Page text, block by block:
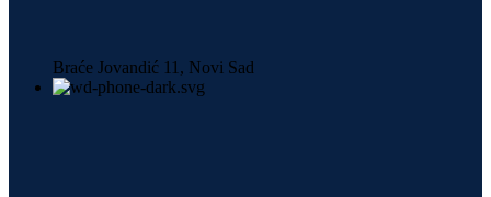
Braće Jovandić 11, Novi Sad